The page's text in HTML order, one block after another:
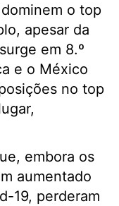
o top
apesar da
em 8.º
e o México
no top
embora os
aumentado
19, perderam